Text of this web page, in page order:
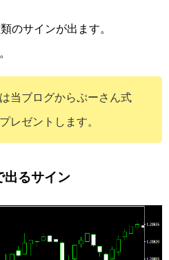
のサインが出ます。
当ブログからぷーさん式
レゼントします。
出るサイン